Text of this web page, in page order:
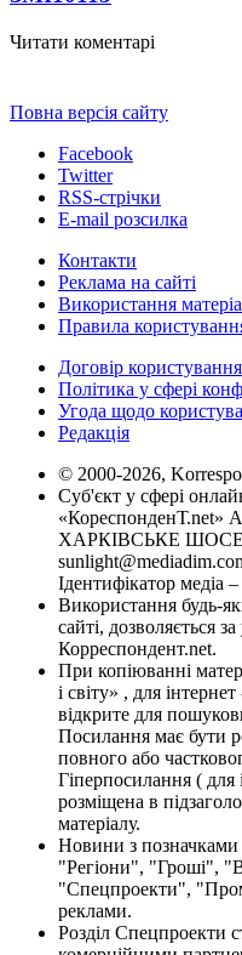
Читати коментарі
Повна версія сайту
Facebook
Twitter
RSS-стрічки
E-mail розсилка
Контакти
Реклама на сайті
Використання
Правила
Договір
Політика у сфері
Угода щодо
Редакція
© 2000-2026,
Суб'єкт у сфері
«КореспонденТ.net»
ХАРКІВСЬКЕ ШОСЕ,
Ідентифікатор медіа
Використання будь-
сайті, дозволяється
Корреспондент.net.
При копіюванні
і світу» , для
відкрите для
Посилання має бути
повного або
Гіперпосилання (
розміщена в
матеріалу.
Новини з
"Регіони", "Гроші",
"Спецпроекти",
реклами.
Розділ Спецпроекти